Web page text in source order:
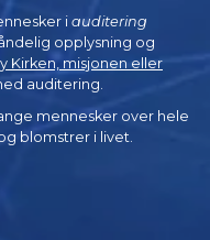
i auditering
opplysning og
Kirken, misjonen eller
auditering.
mennesker over hele
blomstrer i livet.